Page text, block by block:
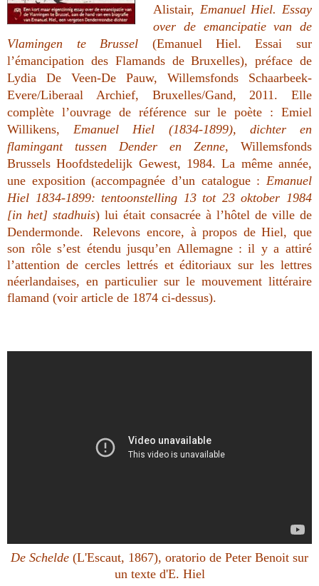
Alistair, Emanuel Hiel. Essay
over de emancipatie van de
Vlamingen te Brussel (Emanuel Hiel. Essai sur
l’émancipation des Flamands de Bruxelles), préface de
Lydia De Veen-De Pauw, Willemsfonds Schaarbeek-
Evere/Liberaal Archief, Bruxelles/Gand, 2011. Elle
complète l’ouvrage de référence sur le poète : Emiel
Willikens, Emanuel Hiel (1834-1899), dichter en
flamingant tussen Dender en Zenne, Willemsfonds
Brussels Hoofdstedelijk Gewest, 1984. La même année,
une exposition (accompagnée d’un catalogue : Emanuel
Hiel 1834-1899: tentoonstelling 13 tot 23 oktober 1984
[in het] stadhuis) lui était consacrée à l’hôtel de ville de
Dendermonde.
Relevons encore, à propos de Hiel, que
son rôle s’est étendu jusqu’en Allemagne : il y a attiré
l’attention de cercles lettrés et éditoriaux sur les lettres
néerlandaises, en particulier sur le mouvement littéraire
flamand (voir article de 1874 ci-dessus).
De Schelde (L'Escaut, 1867), oratorio de Peter Benoit sur
un texte d'E. Hiel